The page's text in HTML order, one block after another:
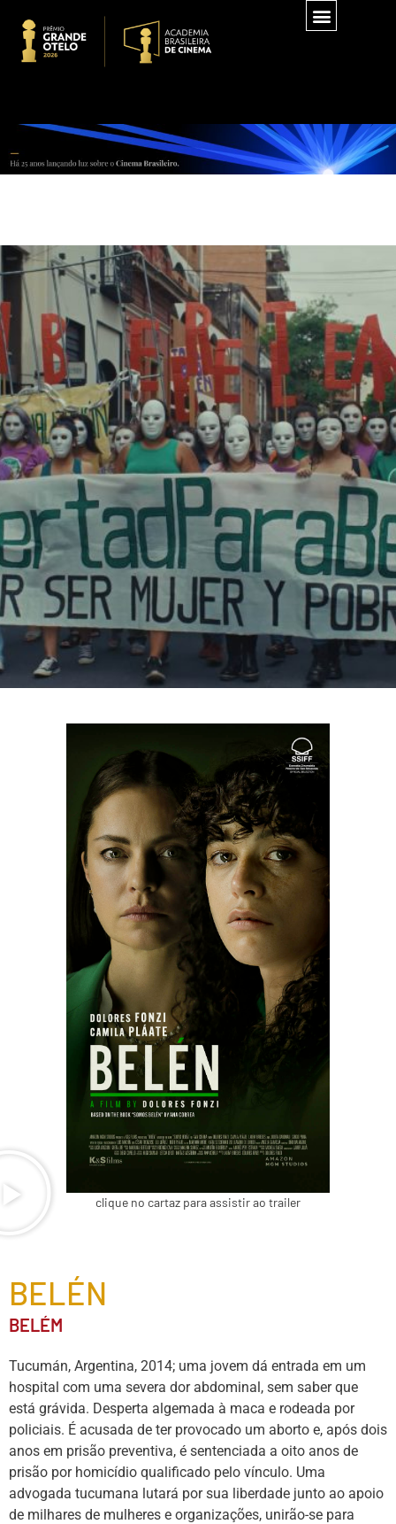
clique no cartaz para assistir ao trailer
BELÉN
BELÉM
Tucumán, Argentina, 2014; uma jovem dá entrada em um
hospital com uma severa dor abdominal, sem saber que
está grávida. Desperta algemada à maca e rodeada por
policiais. É acusada de ter provocado um aborto e, após dois
anos em prisão preventiva, é sentenciada a oito anos de
prisão por homicídio qualificado pelo vínculo. Uma
advogada tucumana lutará por sua liberdade junto ao apoio
de milhares de mulheres e organizações, unirão-se para